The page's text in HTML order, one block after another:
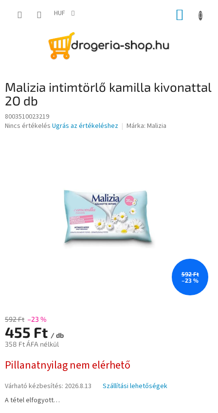
HUF KOSÁR
Malizia intimtörlő kamilla kivonattal
2O db
8003510023219
A
Nincs értékelés Ugrás az értékeléshez Márka: Malizia
592 Ft
–23 %
592 Ft –23 %
455 Ft / db
358 Ft ÁFA nélkül
Pillanatnyilag nem elérhető
Várható kézbesítés: 2026.8.13
Szállítási lehetőségek
A tétel elfogyott…